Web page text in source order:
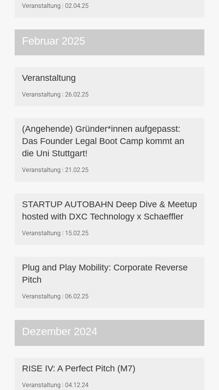
Veranstaltung 02.04.25
Februar 2025
Veranstaltung
Veranstaltung 26.02.25
(Angehende) Gründer*innen aufgepasst:
Das Founder Legal Boot Camp kommt an
die Uni Stuttgart!
Veranstaltung 21.02.25
STARTUP AUTOBAHN Deep Dive & Meetup
hosted with DXC Technology x Schaeffler
Veranstaltung 15.02.25
Plug and Play Mobility: Corporate Reverse
Pitch
Veranstaltung 06.02.25
Dezember 2024
RISE IV: A Perfect Pitch (M7)
Veranstaltung 04.12.24